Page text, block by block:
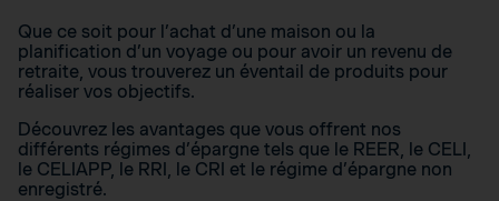
Que ce soit pour l’achat d’une maison ou la
planification d’un voyage ou pour avoir un revenu de
retraite, vous trouverez un éventail de produits pour
réaliser vos objectifs.
Découvrez les avantages que vous offrent nos
différents régimes d’épargne tels que le REER, le CELI,
le CELIAPP, le RRI, le CRI et le régime d’épargne non
enregistré.